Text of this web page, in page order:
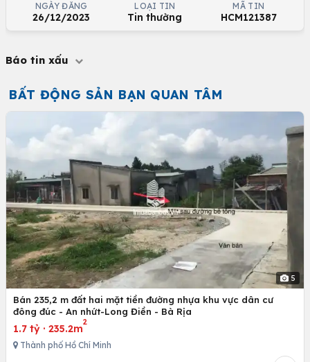
NGÀY ĐĂNG
26/12/2023
LOẠI TIN
Tin thường
MÃ TIN
HCM121387
Báo tin xấu
BẤT ĐỘNG SẢN BẠN QUAN TÂM
5
Bán 235,2 m đất hai mặt tiền đường nhựa khu vực dân cư
đông đúc - An nhứt-Long Điền - Bà Rịa
1.7 tỷ · 235.2m
2
Thành phố Hồ Chí Minh